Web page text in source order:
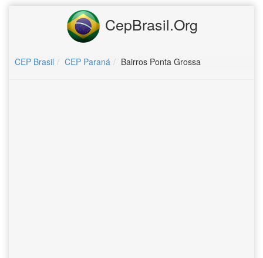
CepBrasil.Org
CEP Brasil CEP Paraná Bairros Ponta Grossa